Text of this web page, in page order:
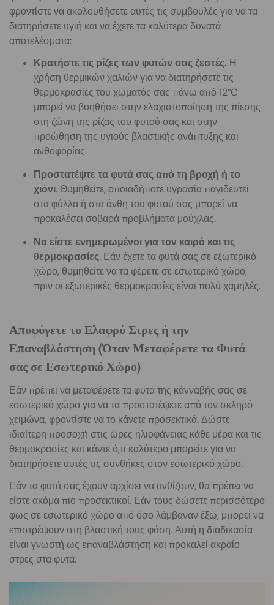
φροντίστε να ακολουθήσετε αυτές τις συμβουλές για να τα
διατηρήσετε υγιή και να έχετε τα καλύτερα δυνατά
αποτελέσματα:
Κρατήστε τις ρίζες των φυτών σας ζεστές. Η
χρήση θερμικών χαλιών για να διατηρήσετε τις
θερμοκρασίες του χώματός σας πάνω από 12°C
μπορεί να βοηθήσει στην ελαχιστοποίηση της πίεσης
στη ζώνη της ρίζας του φυτού σας και στην
προώθηση της υγιούς βλαστικής ανάπτυξης και
ανθοφορίας.
Προστατέψτε τα φυτά σας από τη βροχή ή το
χιόνι. Θυμηθείτε, οποιαδήποτε υγρασία παγιδευτεί
στα φύλλα ή στα άνθη του φυτού σας μπορεί να
προκαλέσει σοβαρά προβλήματα μούχλας.
Να είστε ενημερωμένοι για τον καιρό και τις
θερμοκρασίες. Εάν έχετε τα φυτά σας σε εξωτερικό
χώρο, θυμηθείτε να τα φέρετε σε εσωτερικό χώρο,
πριν οι εξωτερικές θερμοκρασίες είναι πολύ χαμηλές.
Αποφύγετε το Ελαφρύ Στρες ή την
Επαναβλάστηση (Όταν Μεταφέρετε τα Φυτά
σας σε Εσωτερικό Χώρο)
Εάν πρέπει να μεταφέρετε τα φυτά της κάνναβής σας σε
εσωτερικό χώρο για να τα προστατέψετε από τον σκληρό
χειμώνα, φροντίστε να το κάνετε προσεκτικά. Δώστε
ιδιαίτερη προσοχή στις ώρες ηλιοφάνειας κάθε μέρα και τις
θερμοκρασίες και κάντε ό,τι καλύτερο μπορείτε για να
διατηρήσετε αυτές τις συνθήκες στον εσωτερικό χώρο.
Εάν τα φυτά σας έχουν αρχίσει να ανθίζουν, θα πρέπει να
είστε ακόμα πιο προσεκτικοί. Εάν τους δώσετε περισσότερο
φως σε εσωτερικό χώρο από όσο λάμβαναν έξω, μπορεί να
επιστρέψουν στη βλαστική τους φάση. Αυτή η διαδικασία
είναι γνωστή ως επαναβλάστηση και προκαλεί ακραίο
στρες στα φυτά.